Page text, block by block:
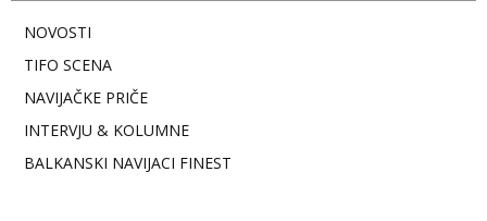
NOVOSTI
TIFO SCENA
NAVIJAČKE PRIČE
INTERVJU & KOLUMNE
BALKANSKI NAVIJACI FINEST